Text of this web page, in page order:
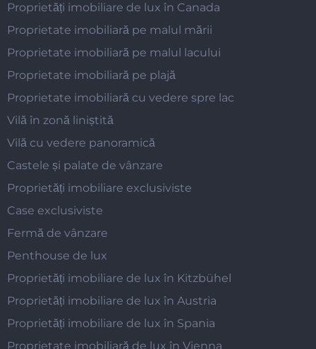
Proprietăți imobiliare de lux în Canada
Proprietate imobiliară pe malul mării
Proprietate imobiliară pe malul lacului
Proprietate imobiliară pe plajă
Proprietate imobiliară cu vedere spre lac
Vilă în zonă liniștită
Vilă cu vedere panoramică
Castele și palate de vânzare
Proprietăți imobiliare exclusiviste
Case exclusiviste
Fermă de vânzare
Penthouse de lux
Proprietăți imobiliare de lux în Kitzbühel
Proprietăți imobiliare de lux în Austria
Proprietăți imobiliare de lux în Spania
Proprietate imobiliară de lux în Vienna